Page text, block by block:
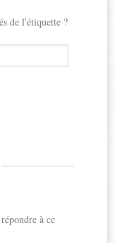
de l'étiquette ?
à ce